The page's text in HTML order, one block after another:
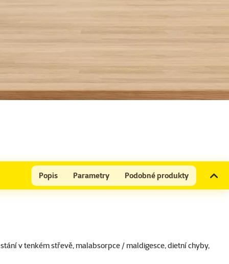
Popis Parametry Podobné produkty
v tenkém střevě, malabsorpce / maldigesce, dietní chyby,